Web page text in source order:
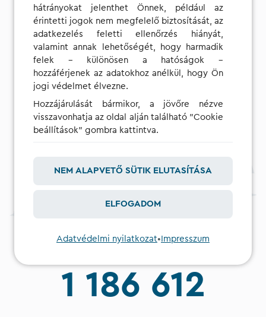
Töltőpontok keresése
1 186 612
hátrányokat jelenthet Önnek, például az
érintetti jogok nem megfelelő biztosítását, az
adatkezelés feletti ellenőrzés hiányát,
valamint annak lehetőségét, hogy harmadik
felek – különösen a hatóságok –
hozzáférjenek az adatokhoz anélkül, hogy Ön
jogi védelmet élvezne.
Hozzájárulását bármikor, a jövőre nézve
visszavonhatja az oldal alján található "Cookie
beállítások" gombra kattintva.
NEM ALAPVETŐ SÜTIK ELUTASÍTÁSA
ELFOGADOM
Adatvédelmi nyilatkozat• Impresszum